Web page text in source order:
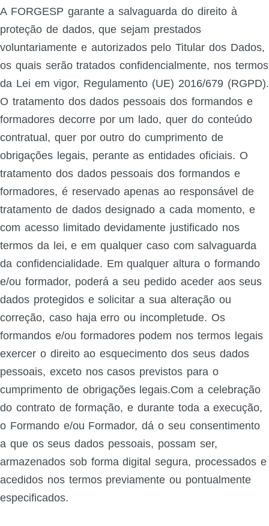
A FORGESP garante a salvaguarda do direito à
proteção de dados, que sejam prestados
voluntariamente e autorizados pelo Titular dos Dados,
os quais serão tratados confidencialmente, nos termos
da Lei em vigor, Regulamento (UE) 2016/679 (RGPD).
O tratamento dos dados pessoais dos formandos e
formadores decorre por um lado, quer do conteúdo
contratual, quer por outro do cumprimento de
obrigações legais, perante as entidades oficiais. O
tratamento dos dados pessoais dos formandos e
formadores, é reservado apenas ao responsável de
tratamento de dados designado a cada momento, e
com acesso limitado devidamente justificado nos
termos da lei, e em qualquer caso com salvaguarda
da confidencialidade. Em qualquer altura o formando
e/ou formador, poderá a seu pedido aceder aos seus
dados protegidos e solicitar a sua alteração ou
correção, caso haja erro ou incompletude. Os
formandos e/ou formadores podem nos termos legais
exercer o direito ao esquecimento dos seus dados
pessoais, exceto nos casos previstos para o
cumprimento de obrigações legais.Com a celebração
do contrato de formação, e durante toda a execução,
o Formando e/ou Formador, dá o seu consentimento
a que os seus dados pessoais, possam ser,
armazenados sob forma digital segura, processados e
acedidos nos termos previamente ou pontualmente
especificados.